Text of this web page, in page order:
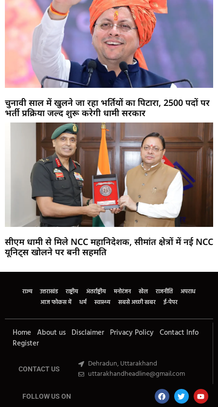
चुनावी साल में खुलने जा रहा भर्तियों का पिटारा, 2500 पदों पर
भर्ती प्रक्रिया जल्द शुरू करेगी धामी सरकार
सीएम धामी से मिले NCC महानिदेशक, सीमांत क्षेत्रों में नई NCC
यूनिट्स खोलने पर बनी सहमति
राज्य उत्तराखंड राष्ट्रीय अंतर्राष्ट्रीय मनोरंजन खेल राजनीति
अपराध
आज फोकस में
धर्म स्वास्थ्य सबसे अच्छी खबर ई-पेपर
Home About us Disclaimer Privacy Policy Contact Info
Register
CONTACT US
Dehradun, Uttarakhand
uttarakhandheadline@gmail.com
FOLLOW US ON